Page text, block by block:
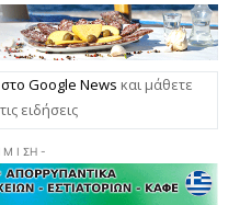
Google News και μάθετε
ειδήσεις
Μ Ι ΣΗ -